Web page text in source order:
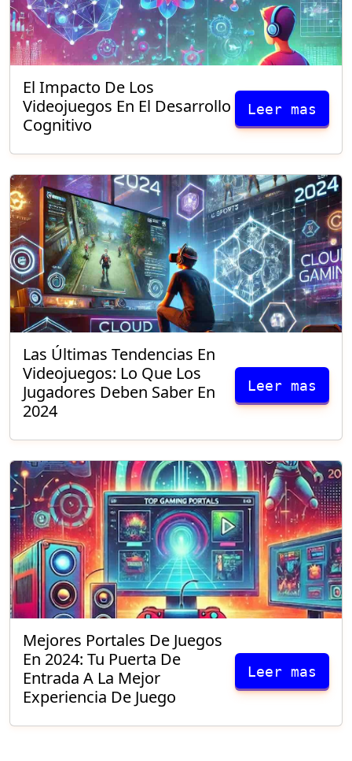
El Impacto De Los
Videojuegos En El Desarrollo
Cognitivo
Leer mas
Las Últimas Tendencias En
Videojuegos: Lo Que Los
Jugadores Deben Saber En
2024
Leer mas
Mejores Portales De Juegos
En 2024: Tu Puerta De
Entrada A La Mejor
Experiencia De Juego
Leer mas